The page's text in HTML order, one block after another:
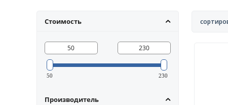
Стоимость
50 230
Производитель